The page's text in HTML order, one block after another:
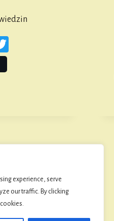
experience, serve
our traffic. By clicking